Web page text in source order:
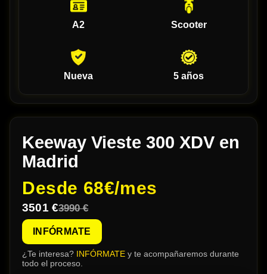
A2 Scooter
Nueva 5 años
Keeway Vieste 300 XDV en
Madrid
Desde 68€/mes
3501 €3990 €
INFÓRMATE
¿Te interesa? INFÓRMATE y te acompañaremos durante
todo el proceso.